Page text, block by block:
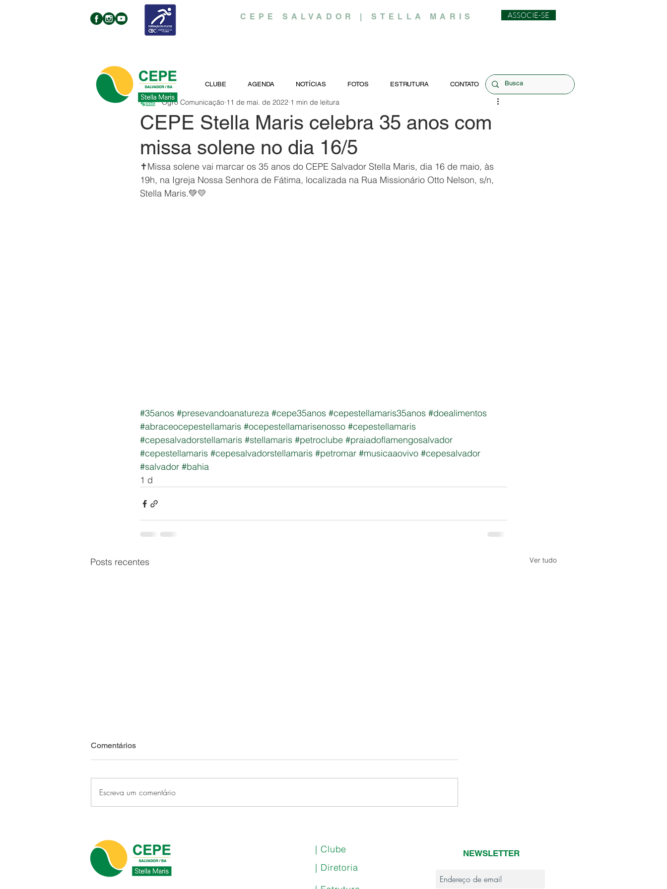
CEPE SALVADOR | STELLA MARIS ASSOCIE-SE
CEPE Stella Maris celebra 35 anos com
missa solene no dia 16/5
Ogro Comunicação 11 de mai. de 2022 1 min de leitura
✝️Missa solene vai marcar os 35 anos do CEPE Salvador Stella Maris, dia 16 de maio, às
19h, na Igreja Nossa Senhora de Fátima, localizada na Rua Missionário Otto Nelson, s/n,
Stella Maris.💚💛
#35anos #presevandoanatureza #cepe35anos #cepestellamaris35anos #doealimentos
#abraceocepestellamaris #ocepestellamarisenosso #cepestellamaris
#cepesalvadorstellamaris #stellamaris #petroclube #praiadoflamengosalvador
#cepestellamaris #cepesalvadorstellamaris #petromar #musicaaovivo #cepesalvador
#salvador #bahia
1 d
Posts recentes Ver tudo
realizado em um clube no
Brasil
Comentários
Escreva um comentário
CLUBE AGENDA NOTÍCIAS FOTOS ESTRUTURA CONTATO
| Clube
| Diretoria
NEWSLETTER